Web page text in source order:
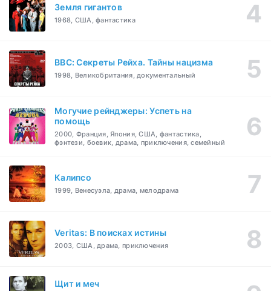
Земля гигантов
1968, США, фантастика
BBC: Секреты Рейха. Тайны нацизма
1998, Великобритания, документальный
Могучие рейнджеры: Успеть на
помощь
2000, Франция, Япония, США, фантастика,
фэнтези, боевик, драма, приключения, семейный
Калипсо
1999, Венесуэла, драма, мелодрама
Veritas: В поисках истины
2003, США, драма, приключения
Щит и меч